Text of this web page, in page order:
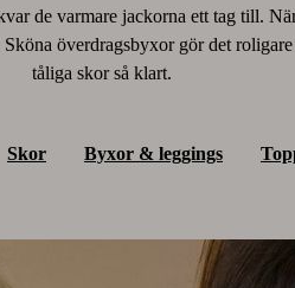
de varmare jackorna ett tag till.
överdragsbyxor gör det roligare
tåliga skor så klart.
Skor Byxor & leggings